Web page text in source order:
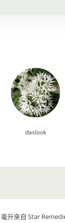
daslook
毫升來自 Star